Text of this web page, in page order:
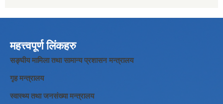
महत्त्वपूर्ण लिंकहरु
सङ्घीय मामिला तथा सामान्य प्रशासन मन्त्रालय
गृह मन्त्रालय
स्वास्थ्य तथा जनसंख्या मन्त्रालय